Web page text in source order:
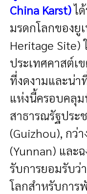
China Karst)ไ
มรดกโลกของยู
Heritage Site)
ประเทศคาสต์เ
ที่งดงามและน่า
แห่งนี้ครอบคลุ
สาธารณรัฐประ
(Guizhou), กว่
(Yunnan) และ
รับการยอมรับ
โลกสำหรับกา